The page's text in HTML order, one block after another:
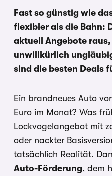
Fast so günstig wie
flexibler als die Bahn:
aktuell Angebote
unwillkürlich
sind die besten Deals
Ein brandneues Auto
Euro im Monat? Was
Lockvogelangebot mit
oder nackter
tatsächlich Realität.
Auto-Förderung, dem